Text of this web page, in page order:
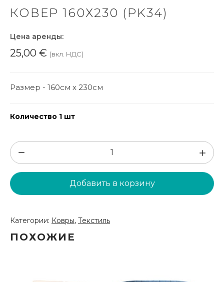
КОВЕР 160Х230 (PK34)
Цена аренды:
25,00 € (вкл. НДС)
Размер - 160см х 230см
Количество 1 шт
Количество
товара
Ковер
160х230
Добавить в корзину
Категории: Ковры, Текстиль
ПОХОЖИЕ